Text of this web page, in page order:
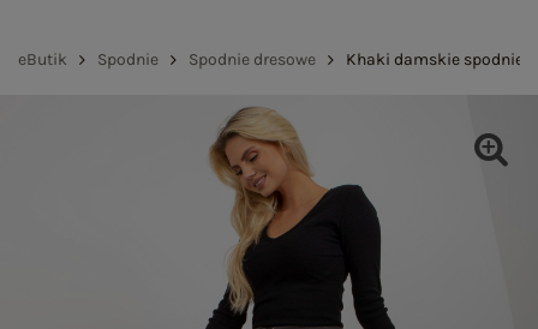
eButik Spodnie Spodnie dresowe Khaki damskie spodnie